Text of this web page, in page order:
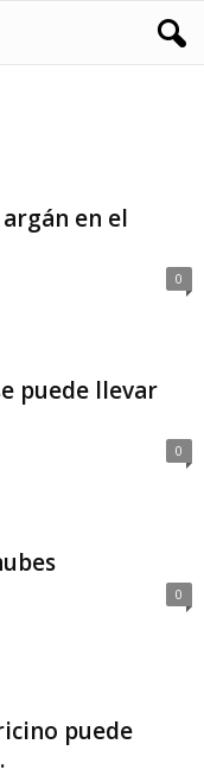
en el
0
puede llevar
0
0
puede